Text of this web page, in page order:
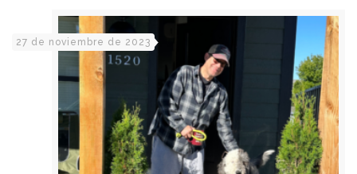
27 de noviembre de 2023